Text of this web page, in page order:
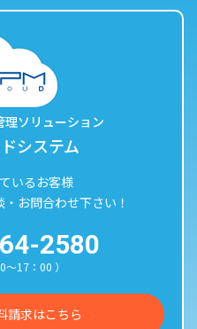
理ソリューション
システム
いるお客様
お問合わせ下さい！
2580
〜17：00 ）
請求はこちら